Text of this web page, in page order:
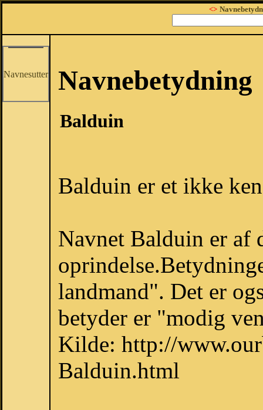
<>
Navnesutter Navnebetydning
Balduin
Balduin er et ikke
Navnet Balduin er af
landmand". Det er
betyder er "modig
Kilde: http://
Balduin.html